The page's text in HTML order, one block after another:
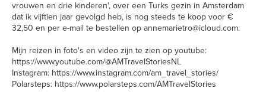
vrouwen en drie kinderen', over een Turks gezin in Amsterdam
dat ik vijftien jaar gevolgd heb, is nog steeds te koop voor €
32,50 en per e-mail te bestellen op annemarietro@icloud.com.
Mijn reizen in foto's en video zijn te zien op youtube:
https://www.youtube.com/@AMTravelStoriesNL
Instagram: https://www.instagram.com/am_travel_stories/
Polarsteps: https://www.polarsteps.com/AMTravelStories